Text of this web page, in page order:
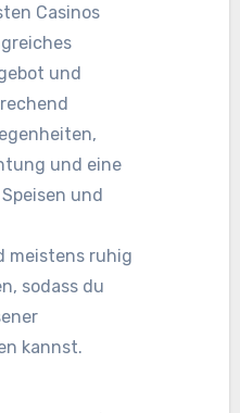
Casinos
und
und eine
und
meistens ruhig
sodass du
kannst.